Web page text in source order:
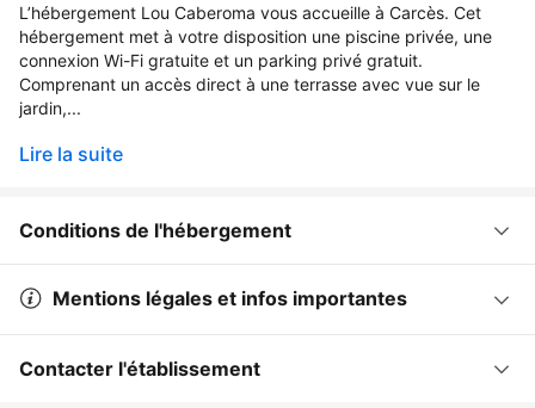
L’hébergement Lou Caberoma vous accueille à Carcès. Cet
hébergement met à votre disposition une piscine privée, une
connexion Wi-Fi gratuite et un parking privé gratuit.
Comprenant un accès direct à une terrasse avec vue sur le
jardin,...
Lire la suite
Conditions de l'hébergement
Mentions légales et infos importantes
Contacter l'établissement